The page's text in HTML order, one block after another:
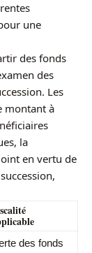
une
des fonds
des
Les
montant à
la
en vertu de
des fonds